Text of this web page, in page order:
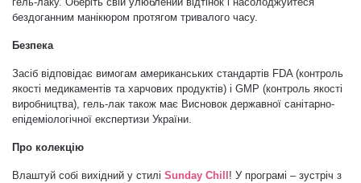
Каміфубукі (конфетті)
Слюда
Брокат
бездоганним манікюром протягом тривалого часу.
Безпека
Засіб відповідає вимогам американських стандартів FDA (контроль
якості медикаментів та харчових продуктів) і GMP (контроль якості
виробництва), гель-лак також має Висновок державної санітарно-
епідеміологічної експертизи України.
Про колекцію
Влаштуй собі вихідний у стилі Sunday Chill ! У програмі – зустріч з